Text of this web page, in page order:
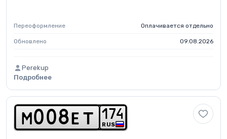
Переоформление Оплачивается отдельно
Обновлено 09.08.2026
Perekup
Подробнее
m 0 0 8 e t RUS
1 74